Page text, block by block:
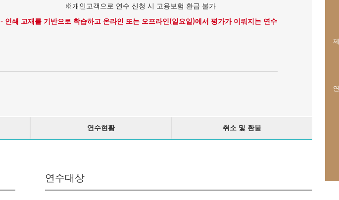
개인고객으로 연수 신청 시 고용보험 환급 불가
- 인쇄 교재를 기반으로 학습하고 온라인 또는 오프라인(일요일)에서 평가가 이뤄지는 연수
연수현황 취소 및 환불
연수대상